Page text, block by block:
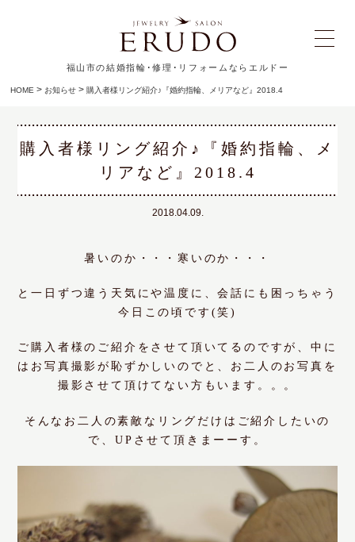
福山市の結婚指輪･修理･リフォームならエルドー
HOME >お知らせ >購入者様リング紹介♪『婚約指輪、メリアなど』2018.4
購入者様リング紹介♪『婚約指輪、メ
リアなど』2018.4
2018.04.09.
暑いのか・・・寒いのか・・・
と一日ずつ違う天気にや温度に、会話にも困っちゃう
今日この頃です(笑)
ご購入者様のご紹介をさせて頂いてるのですが、中に
はお写真撮影が恥ずかしいのでと、お二人のお写真を
撮影させて頂けてない方もいます。。。
そんなお二人の素敵なリングだけはご紹介したいの
で、UPさせて頂きまーーす。